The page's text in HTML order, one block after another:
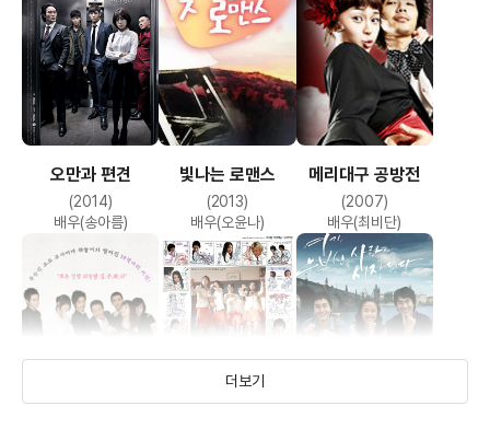
사마리아
(2003)
오만과 편견
(2014)
배우(송아름)
빛나는 로맨스
(2013)
배우(오윤나)
메리대구 공방전
(2007)
배우(최비단)
더보기